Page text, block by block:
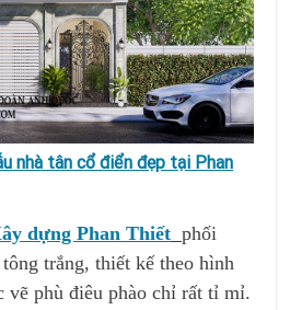
nhà tân cổ điển đẹp tại Phan
dựng Phan Thiết phối
trắng, thiết kế theo hình
vẽ phù điêu phào chỉ rất tỉ mỉ.